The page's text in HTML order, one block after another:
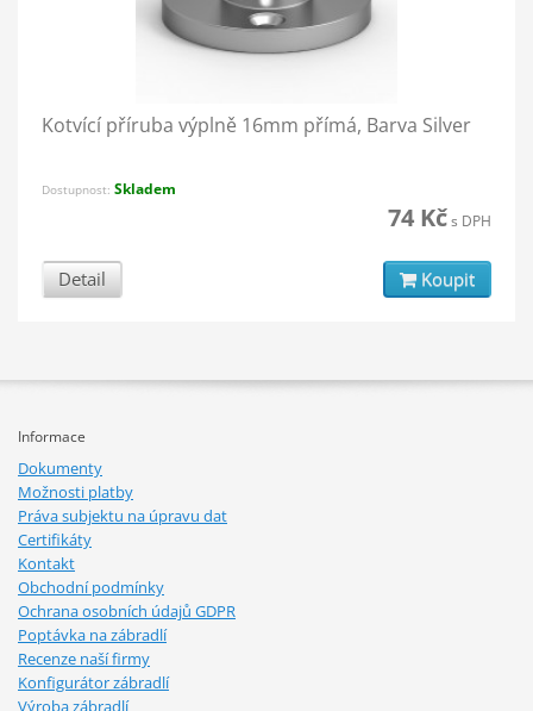
Kotvící příruba výplně 16mm přímá, Barva Silver
Dostupnost: Skladem
74 Kčs DPH
Detail Koupit
Informace
Dokumenty
Možnosti platby
Práva subjektu na úpravu dat
Certifikáty
Kontakt
Obchodní podmínky
Ochrana osobních údajů GDPR
Poptávka na zábradlí
Recenze naší firmy
Konfigurátor zábradlí
Výroba zábradlí